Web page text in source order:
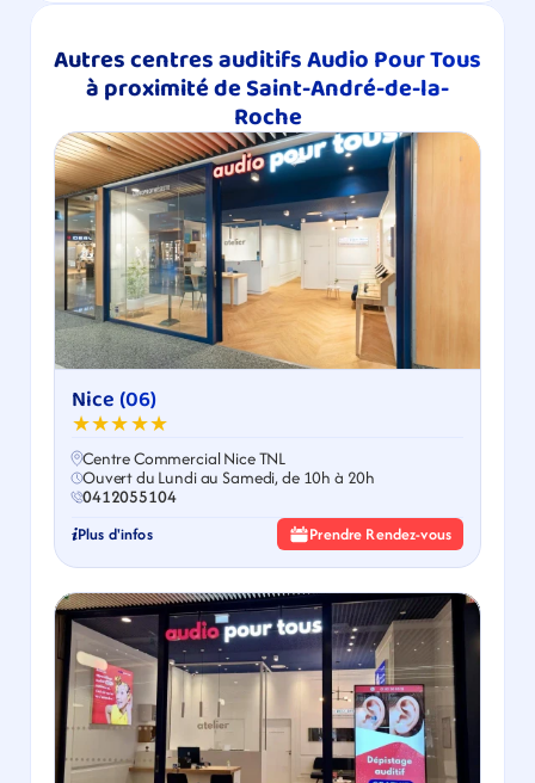
Autres centres auditifs Audio Pour Tous
à proximité de Saint-André-de-la-
Roche
Nice (06)
★★★★★
Centre Commercial Nice TNL
Ouvert du Lundi au Samedi, de 10h à 20h
0412055104
Plus d'infos Prendre Rendez-vous